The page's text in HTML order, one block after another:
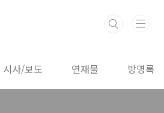
시사/보도 연재물 방명록